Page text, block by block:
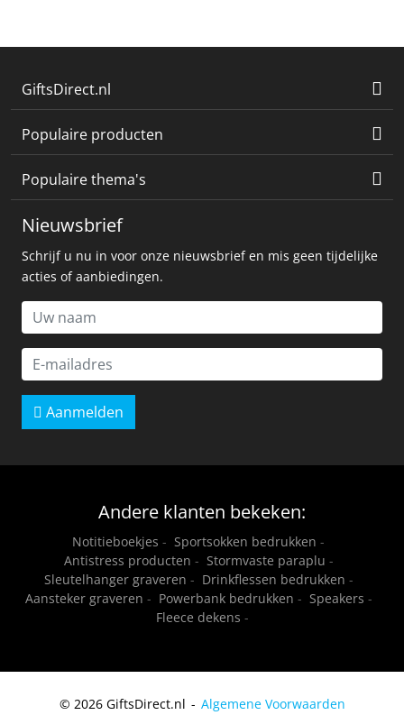
GiftsDirect.nl
Populaire producten
Populaire thema's
Nieuwsbrief
Schrijf u nu in voor onze nieuwsbrief en mis geen tijdelijke
acties of aanbiedingen.
Aanmelden
Andere klanten bekeken:
Notitieboekjes - Sportsokken bedrukken -
Antistress producten - Stormvaste paraplu -
Sleutelhanger graveren - Drinkflessen bedrukken -
Aansteker graveren - Powerbank bedrukken - Speakers -
Fleece dekens -
© 2026 GiftsDirect.nl Algemene Voorwaarden